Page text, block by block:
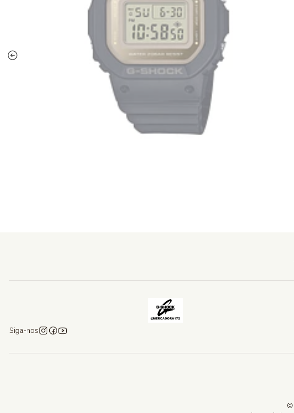
Siga-nos